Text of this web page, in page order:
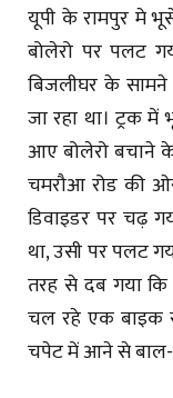
यूपी के रामपुर मे
बोलेरो पर पलट
बिजलीघर के
जा रहा था। ट्रक
आए बोलेरो बचाने
चमरौआ रोड की ओर
डिवाइडर पर चढ़
था, उसी पर पलट
तरह से दब गया कि
चल रहे एक बाइक
चपेट में आने से